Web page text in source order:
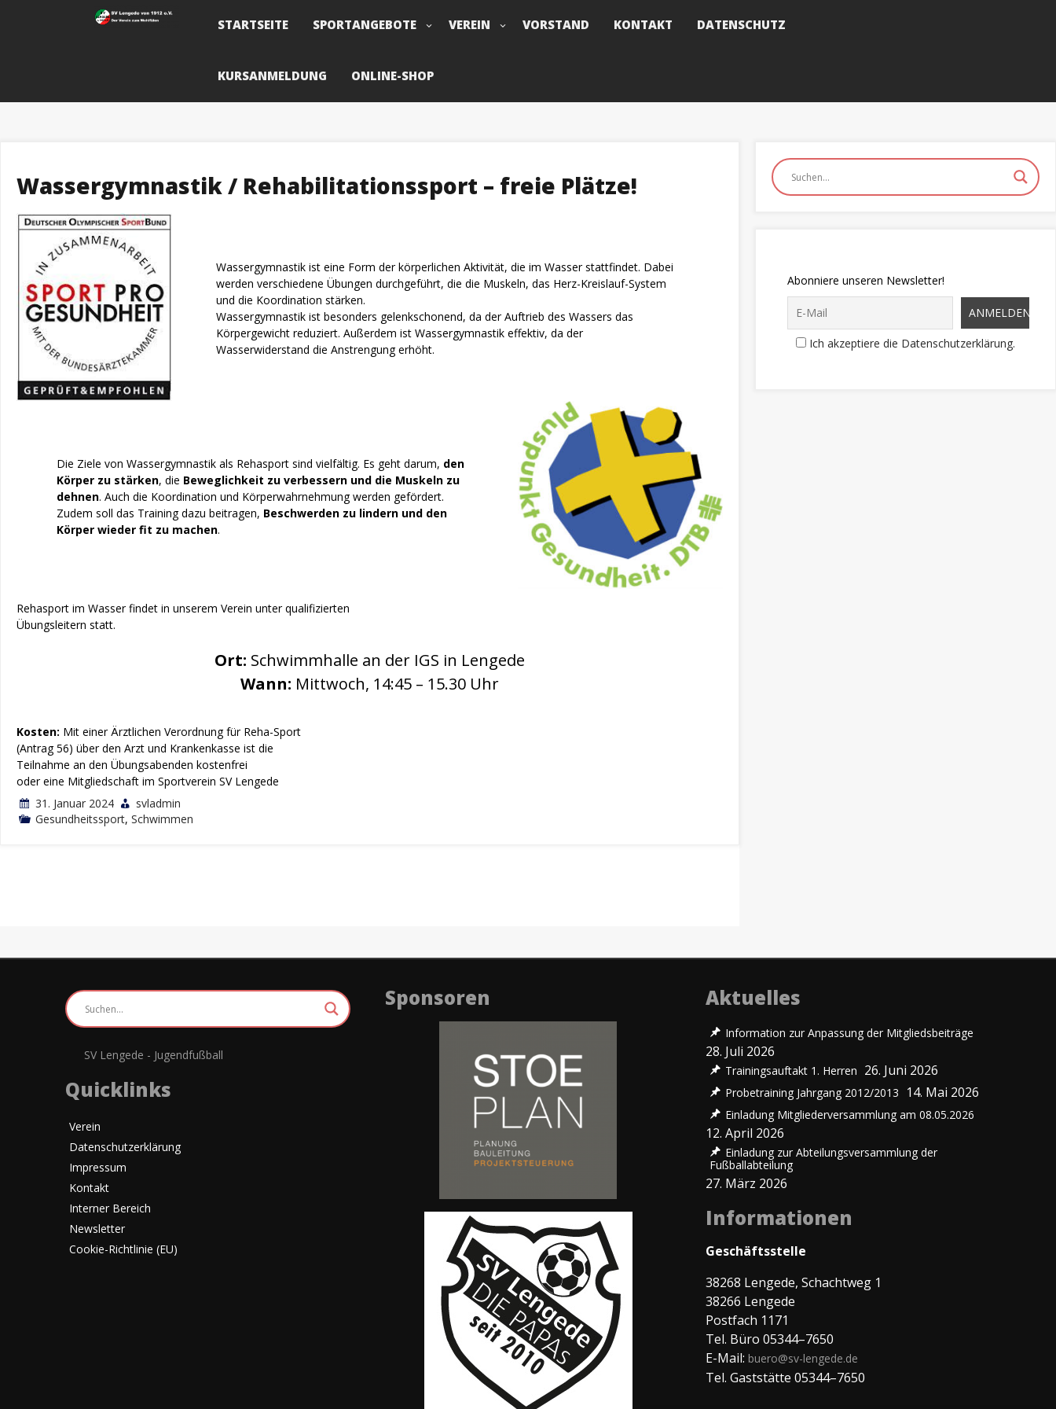
STARTSEITE SPORTANGEBOTE VEREIN VORSTAND KONTAKT DATENSCHUTZ
KURSANMELDUNG ONLINE-SHOP
Wassergymnastik / Rehabilitationssport – freie Plätze!
Wassergymnastik ist eine Form der körperlichen Aktivität, die im Wasser stattfindet. Dabei
werden verschiedene Übungen durchgeführt, die die Muskeln, das Herz-Kreislauf-System
und die Koordination stärken.
Wassergymnastik ist besonders gelenkschonend, da der Auftrieb des Wassers das
Körpergewicht reduziert. Außerdem ist Wassergymnastik effektiv, da der
Wasserwiderstand die Anstrengung erhöht.
Die Ziele von Wassergymnastik als Rehasport sind vielfältig. Es geht darum, den
Körper zu stärken, die Beweglichkeit zu verbessern und die Muskeln zu
dehnen. Auch die Koordination und Körperwahrnehmung werden gefördert.
Zudem soll das Training dazu beitragen, Beschwerden zu lindern und den
Körper wieder fit zu machen.
Rehasport im Wasser findet in unserem Verein unter qualifizierten
Übungsleitern statt.
Ort: Schwimmhalle an der IGS in Lengede
Wann: Mittwoch, 14:45 – 15.30 Uhr
Kosten: Mit einer Ärztlichen Verordnung für Reha-Sport
(Antrag 56) über den Arzt und Krankenkasse ist die
Teilnahme an den Übungsabenden kostenfrei
oder eine Mitgliedschaft im Sportverein SV Lengede
31. Januar 2024
svladmin
Gesundheitssport, Schwimmen
Abonniere unseren Newsletter!
Ich akzeptiere die Datenschutzerklärung.
SV Lengede - Jugendfußball
Quicklinks
Verein
Datenschutzerklärung
Impressum
Kontakt
Interner Bereich
Newsletter
Cookie-Richtlinie (EU)
Sponsoren Aktuelles
Information zur Anpassung der Mitgliedsbeiträge
28. Juli 2026
Trainingsauftakt 1. Herren 26. Juni 2026
Probetraining Jahrgang 2012/2013 14. Mai 2026
Einladung Mitgliederversammlung am 08.05.2026
12. April 2026
Einladung zur Abteilungsversammlung der
Fußballabteilung
27. März 2026
Informationen
Geschäftsstelle
38268 Lengede, Schachtweg 1
38266 Lengede
Postfach 1171
Tel. Büro 05344–7650
E-Mail: buero@sv-lengede.de
Tel. Gaststätte 05344–7650